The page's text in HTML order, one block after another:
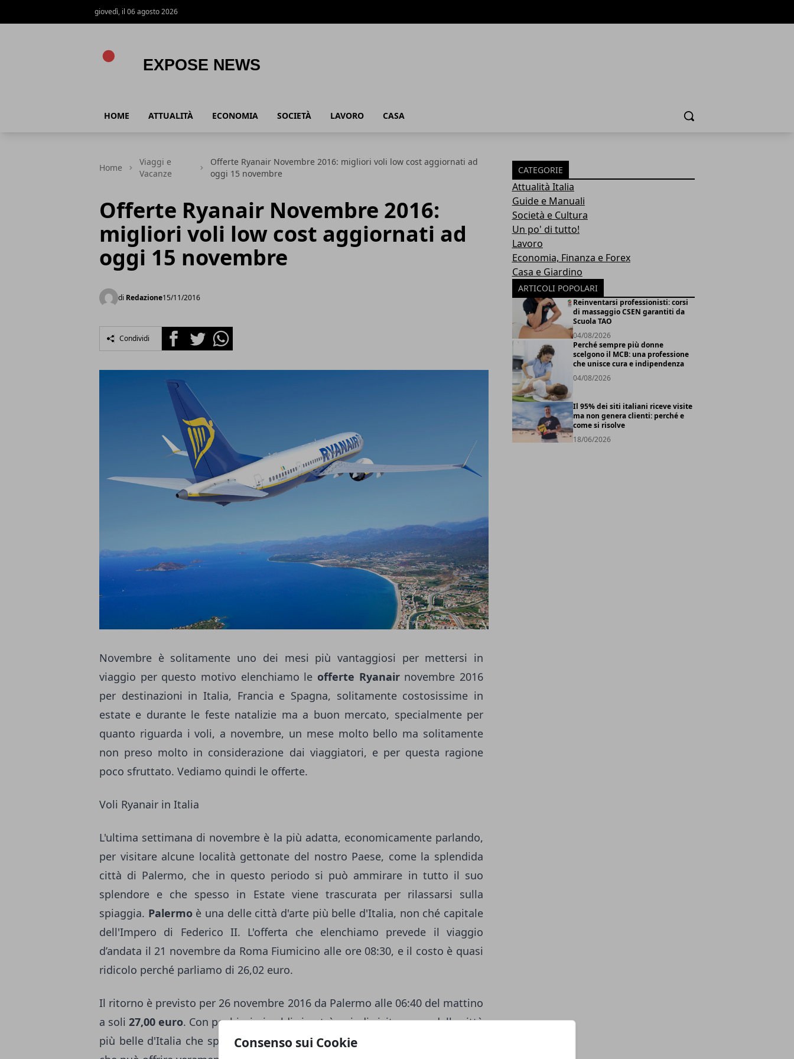
Consenso sui Cookie
giovedì, il 06 agosto 2026
HOME ATTUALITÀ ECONOMIA SOCIETÀ LAVORO CASA Cerca
Home
Viaggi e
Vacanze
Offerte Ryanair Novembre 2016: migliori voli low cost aggiornati ad
oggi 15 novembre
Offerte Ryanair Novembre 2016:
migliori voli low cost aggiornati ad
oggi 15 novembre
di Redazione15/11/2016
Condividi FacebookTwitterWhatsapp
Novembre è solitamente uno dei mesi più vantaggiosi per mettersi in
viaggio per questo motivo elenchiamo le offerte Ryanairnovembre 2016
per destinazioni in Italia, Francia e Spagna, solitamente costosissime in
estate e durante le feste natalizie ma a buon mercato, specialmente per
quanto riguarda i voli, a novembre, un mese molto bello ma solitamente
non preso molto in considerazione dai viaggiatori, e per questa ragione
poco sfruttato. Vediamo quindi le offerte.
Voli Ryanair in Italia
L'ultima settimana di novembre è la più adatta, economicamente parlando,
per visitare alcune località gettonate del nostro Paese, come la splendida
città di Palermo, che in questo periodo si può ammirare in tutto il suo
splendore e che spesso in Estate viene trascurata per rilassarsi sulla
spiaggia. Palermoè una delle città d'arte più belle d'Italia, non ché capitale
dell'Impero di Federico II. L'offerta che elenchiamo prevede il viaggio
d’andata il 21 novembre da Roma Fiumicino alle ore 08:30, e il costo è quasi
ridicolo perché parliamo di 26,02 euro.
Il ritorno è previsto per 26 novembre 2016 da Palermo alle 06:40 del mattino
a soli 27,00 euro. Con pochissimi soldi si potrà quindi visitare una delle città
più belle d'Italia che spesso non si riesce a prendere in considerazione ma
CATEGORIE
Attualità Italia
Guide e Manuali
Società e Cultura
Un po' di tutto!
Lavoro
Economia, Finanza e Forex
Casa e Giardino
ARTICOLI POPOLARI
Reinventarsi professionisti: corsi
di massaggio CSEN garantiti da
Scuola TAO
04/08/2026
Perché sempre più donne
scelgono il MCB: una professione
che unisce cura e indipendenza
04/08/2026
Il 95% dei siti italiani riceve visite
ma non genera clienti: perché e
come si risolve
18/06/2026